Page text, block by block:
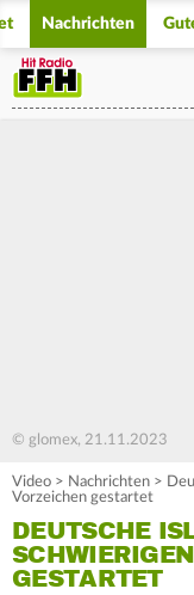
Nachrichten
© glomex, 21.11.2023
Video > Nachrichten >
Vorzeichen gestartet
DEUTSCHE
GESTARTET